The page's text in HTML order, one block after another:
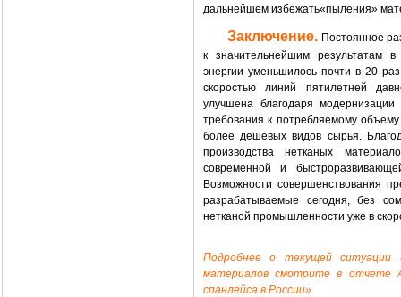
дальнейшем избежать«пыления»
Заключение. Постоянное
к значительнейшим результатам в
энергии уменьшилось почти в 20
скоростью линий пятилетней
улучшена благодаря
требования к потребляемому
более дешевых видов сырья.
производства нетканых
современной и
Возможности совершенствования
разрабатываемые сегодня, без
нетканой промышленности уже в
Подробнее о текущей ситуации
материалов смотрите в отчете
спанлейса в России»